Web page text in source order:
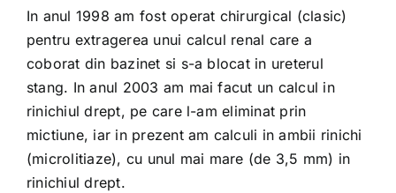
In anul 1998 am fost operat chirurgical (clasic)
pentru extragerea unui calcul renal care a
coborat din bazinet si s-a blocat in ureterul
stang. In anul 2003 am mai facut un calcul in
rinichiul drept, pe care l-am eliminat prin
mictiune, iar in prezent am calculi in ambii rinichi
(microlitiaze), cu unul mai mare (de 3,5 mm) in
rinichiul drept.